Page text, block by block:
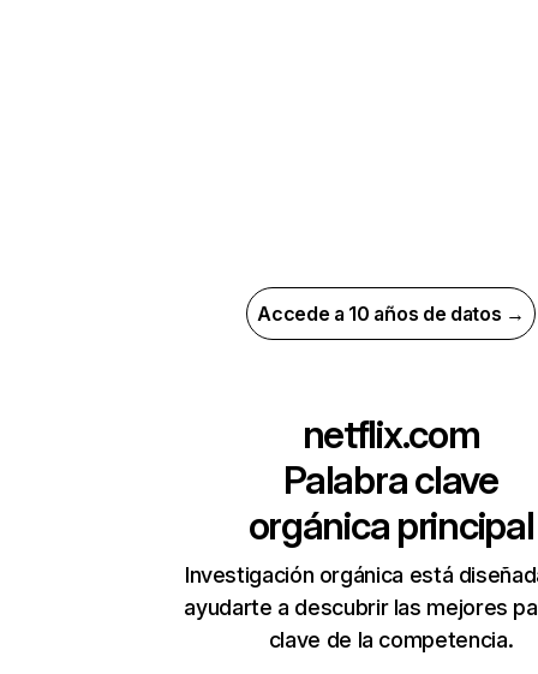
Accede a 10 años de datos →
netflix.com
Palabra clave
orgánica principal
Investigación orgánica está
ayudarte a descubrir las mejores
clave de la competencia.